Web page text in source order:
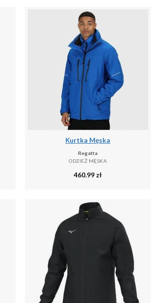
Kurtka Męska
Regatta
ODZIEŻ MĘSKA
460.99 zł